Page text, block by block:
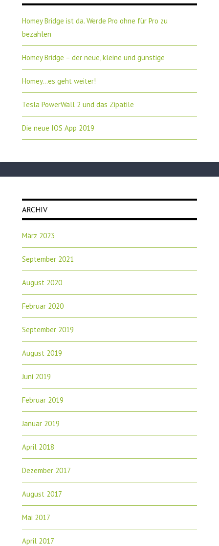
Homey Bridge ist da. Werde Pro ohne für Pro zu
bezahlen
Homey Bridge – der neue, kleine und günstige
Homey…es geht weiter!
Tesla PowerWall 2 und das Zipatile
Die neue IOS App 2019
ARCHIV
März 2023
September 2021
August 2020
Februar 2020
September 2019
August 2019
Juni 2019
Februar 2019
Januar 2019
April 2018
Dezember 2017
August 2017
Mai 2017
April 2017